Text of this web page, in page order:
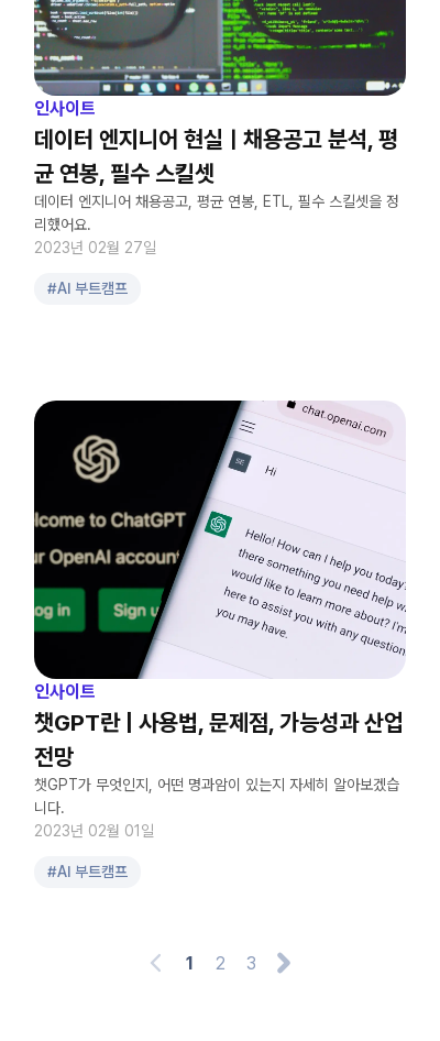
인사이트
데이터 엔지니어 현실ㅣ채용공고 분석, 평
균 연봉, 필수 스킬셋
데이터 엔지니어 채용공고, 평균 연봉, ETL, 필수 스킬셋을 정
리했어요.
2023년 02월 27일
#AI 부트캠프
인사이트
챗GPT란 | 사용법, 문제점, 가능성과 산업
전망
챗GPT가 무엇인지, 어떤 명과암이 있는지 자세히 알아보겠습
니다.
2023년 02월 01일
#AI 부트캠프
1 2 3